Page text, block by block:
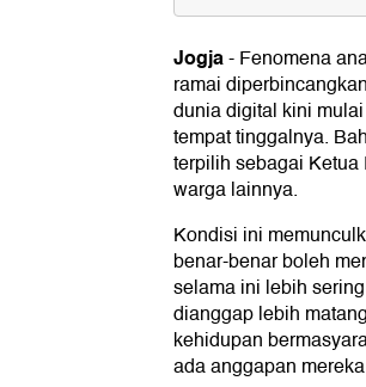
Siapa Itu Gen
Apakah Gen
Syarat
Proses
1. Pembentukan
3. Pelaksanaan
4. Penetapan
Kelebihan
1. Lebih Melek
2. Komunikasi
3. Punya
Jogja-Fenomena
ramai
dunia digital kini
tempat tinggalnya.
terpilih sebagai
warga lainnya.
Kondisi ini
benar-benar boleh
selama ini lebih
dianggap lebih
kehidupan
ada anggapan